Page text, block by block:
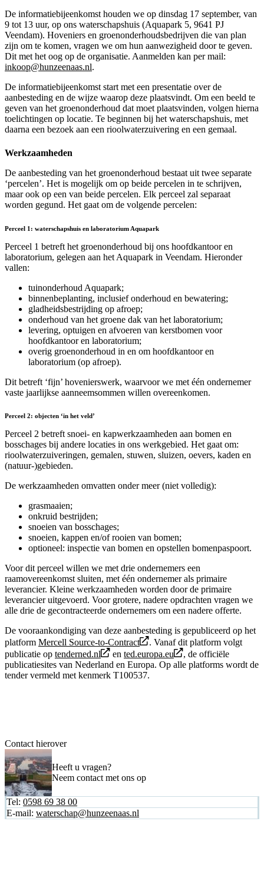
De informatiebijeenkomst houden we op dinsdag 17 september, van
9 tot 13 uur, op ons waterschapshuis (Aquapark 5, 9641 PJ
Veendam). Hoveniers en groenonderhoudsbedrijven die van plan
zijn om te komen, vragen we om hun aanwezigheid door te geven.
Dit met het oog op de organisatie. Aanmelden kan per mail:
inkoop@hunzeenaas.nl.
De informatiebijeenkomst start met een presentatie over de
aanbesteding en de wijze waarop deze plaatsvindt. Om een beeld te
geven van het groenonderhoud dat moet plaatsvinden, volgen hierna
toelichtingen op locatie. Te beginnen bij het waterschapshuis, met
daarna een bezoek aan een rioolwaterzuivering en een gemaal.
Werkzaamheden
De aanbesteding van het groenonderhoud bestaat uit twee separate
‘percelen’. Het is mogelijk om op beide percelen in te schrijven,
maar ook op een van beide percelen. Elk perceel zal separaat
worden gegund. Het gaat om de volgende percelen:
Perceel 1: waterschapshuis en laboratorium Aquapark
Perceel 1 betreft het groenonderhoud bij ons hoofdkantoor en
laboratorium, gelegen aan het Aquapark in Veendam. Hieronder
vallen:
tuinonderhoud Aquapark;
binnenbeplanting, inclusief onderhoud en bewatering;
gladheidsbestrijding op afroep;
onderhoud van het groene dak van het laboratorium;
levering, optuigen en afvoeren van kerstbomen voor
hoofdkantoor en laboratorium;
overig groenonderhoud in en om hoofdkantoor en
laboratorium (op afroep).
Dit betreft ‘fijn’ hovenierswerk, waarvoor we met één ondernemer
vaste jaarlijkse aanneemsommen willen overeenkomen.
Perceel 2: objecten ‘in het veld’
Perceel 2 betreft snoei- en kapwerkzaamheden aan bomen en
bosschages bij andere locaties in ons werkgebied. Het gaat om:
rioolwaterzuiveringen, gemalen, stuwen, sluizen, oevers, kaden en
(natuur-)gebieden.
De werkzaamheden omvatten onder meer (niet volledig):
grasmaaien;
onkruid bestrijden;
snoeien van bosschages;
snoeien, kappen en/of rooien van bomen;
optioneel: inspectie van bomen en opstellen bomenpaspoort.
Voor dit perceel willen we met drie ondernemers een
raamovereenkomst sluiten, met één ondernemer als primaire
leverancier. Kleine werkzaamheden worden door de primaire
leverancier uitgevoerd. Voor grotere, nadere opdrachten vragen we
alle drie de gecontracteerde ondernemers om een nadere offerte.
De vooraankondiging van deze aanbesteding is gepubliceerd op het
platform Mercell Source-to-Contract
. Vanaf dit platform volgt
publicatie op tenderned.nl en ted.europa.eu
, de officiële
publicatiesites van Nederland en Europa. Op alle platforms wordt de
tender vermeld met kenmerk T100537.
Contact hierover
Heeft u vragen?
Neem contact met ons op
Tel: 0598 69 38 00
E-mail: waterschap@hunzeenaas.nl